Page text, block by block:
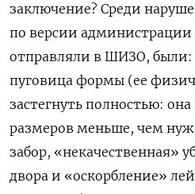
заключение? Среди
по версии
отправляли в ШИЗО, были:
пуговица формы (ее
застегнуть полностью: она
размеров меньше, чем
забор, «некачественная»
двора и «оскорбление»